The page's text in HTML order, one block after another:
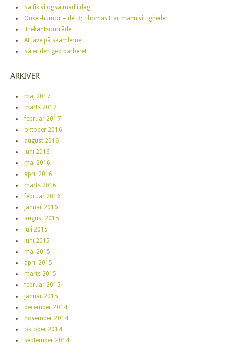
Så fik vi også mad i dag
Onkel-humor – del 3; Thomas Hartmann vittigheder
Trekantsområdet
At lave på skamlerne
Så er den ged barberet
ARKIVER
maj 2017
marts 2017
februar 2017
oktober 2016
august 2016
juni 2016
maj 2016
april 2016
marts 2016
februar 2016
januar 2016
august 2015
juli 2015
juni 2015
maj 2015
april 2015
marts 2015
februar 2015
januar 2015
december 2014
november 2014
oktober 2014
september 2014